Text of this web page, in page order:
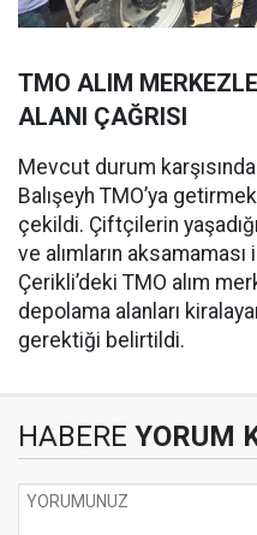
TMO ALIM
ALANI ÇAĞRISI
Mevcut durum
Balışeyh TMO’ya
çekildi. Çiftçilerin
ve alımların
Çerikli’deki TMO alım
depolama alanları
gerektiği belirtildi.
HABERE YORUM